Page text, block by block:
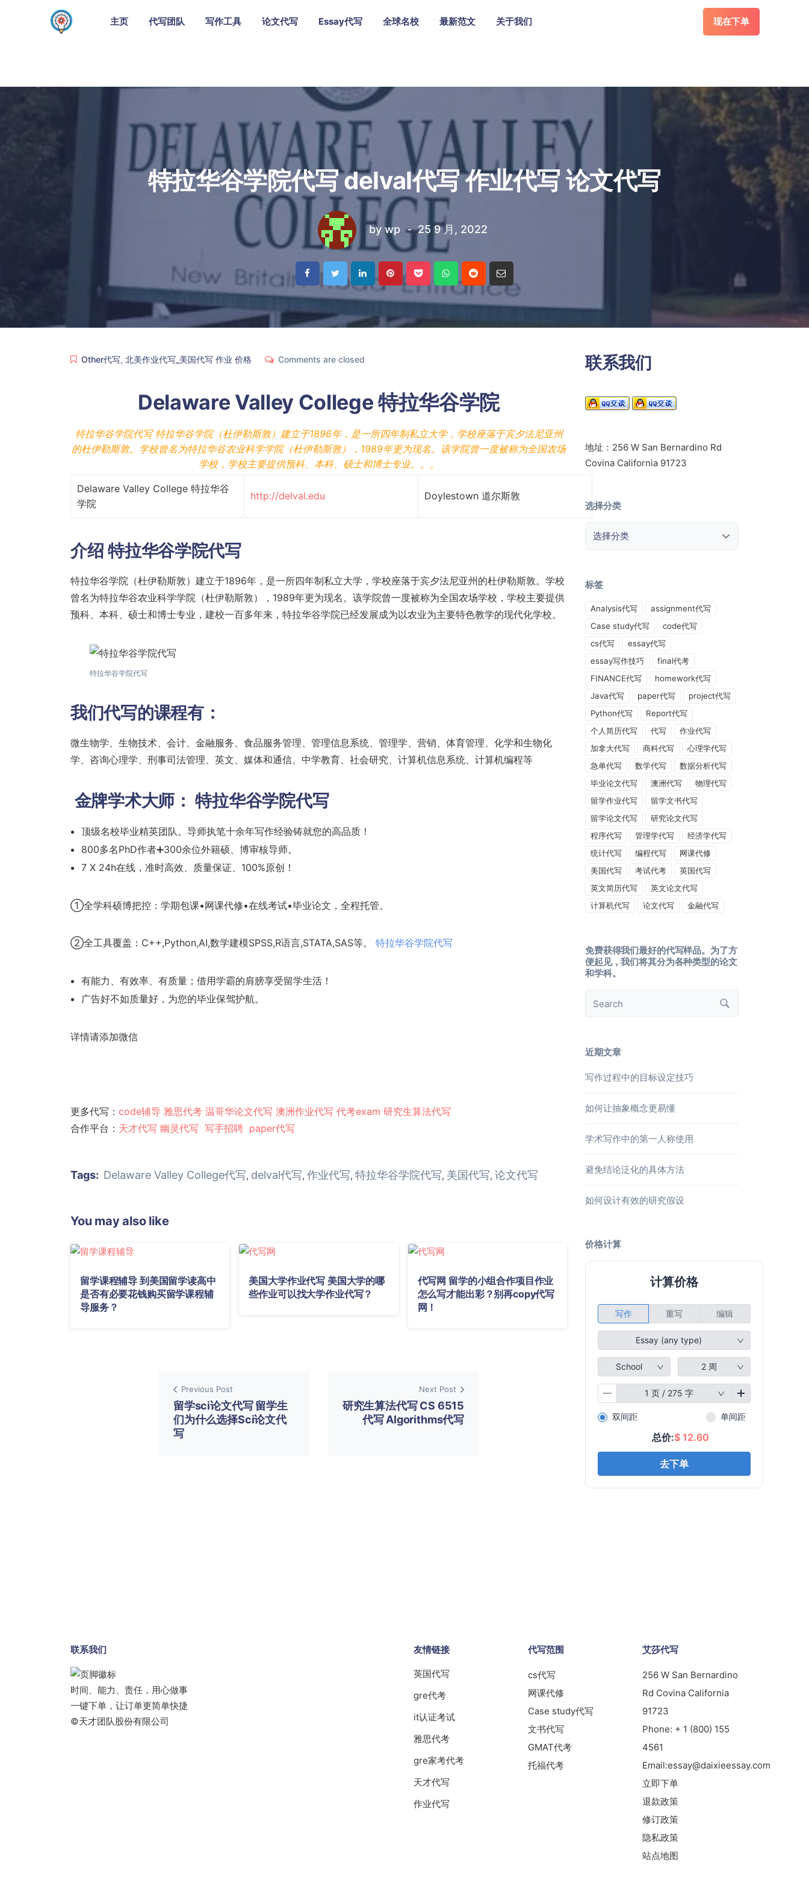
主页 代写团队 写作工具 论文代写 Essay代写 全球名校 最新范文 关于我们 现在下单
特拉华谷学院代写 delval代写 作业代写 论文代写
by wp 25 9 月, 2022
Other代写, 北美作业代写_美国代写 作业 价格 Comments are closed
Delaware Valley College 特拉华谷学院
特拉华谷学院代写 特拉华谷学院（杜伊勒斯敦）建立于1896年，是一所四年制私立大学，学校座落于宾夕法尼亚州
的杜伊勒斯敦。学校曾名为特拉华谷农业科学学院（杜伊勒斯敦），1989年更为现名。该学院曾一度被称为全国农场
学校，学校主要提供预科、本科、硕士和博士专业。。。
Delaware Valley College 特拉华谷
学院
http://delval.edu Doylestown 道尔斯敦
介绍特拉华谷学院代写
特拉华谷学院（杜伊勒斯敦）建立于1896年，是一所四年制私立大学，学校座落于宾夕法尼亚州的杜伊勒斯敦。学校
曾名为特拉华谷农业科学学院（杜伊勒斯敦），1989年更为现名。该学院曾一度被称为全国农场学校，学校主要提供
预科、本科、硕士和博士专业，建校一百多年来，特拉华谷学院已经发展成为以农业为主要特色教学的现代化学校。
特拉华谷学院代写
我们代写的课程有：
微生物学、生物技术、会计、金融服务、食品服务管理、管理信息系统、管理学、营销、体育管理、化学和生物化
学、咨询心理学、刑事司法管理、英文、媒体和通信、中学教育、社会研究、计算机信息系统、计算机编程等
金牌学术大师：特拉华谷学院代写
顶级名校毕业精英团队。导师执笔十余年写作经验铸就您的高品质！
800多名PhD作者➕300余位外籍硕、博审核导师。
7 X 24h在线，准时高效、质量保证、100%原创！
①全学科硕博把控：学期包课•网课代修•在线考试•毕业论文，全程托管。
②全工具覆盖：C++,Python,AI,数学建模SPSS,R语言,STATA,SAS等。 特拉华谷学院代写
有能力、有效率、有质量；借用学霸的肩膀享受留学生活！
广告好不如质量好，为您的毕业保驾护航。
详情请添加微信
更多代写： code辅导 雅思代考 温哥华论文代写 澳洲作业代写 代考exam 研究生算法代写
合作平台： 天才代写 幽灵代写 写手招聘 paper代写
Tags: Delaware Valley College代写, delval代写, 作业代写, 特拉华谷学院代写, 美国代写, 论文代写
You may also like
留学课程辅导 到美国留学读高中
是否有必要花钱购买留学课程辅
导服务？
美国大学作业代写 美国大学的哪
些作业可以找大学作业代写？
代写网 留学的小组合作项目作业
怎么写才能出彩？别再copy代写
网！
Previous Post
留学sci论文代写 留学生
们为什么选择Sci论文代
写
Next Post
研究生算法代写 CS 6515
代写 Algorithms代写
联系我们
地址：256 W San Bernardino Rd
Covina California 91723
选择分类
标签
Analysis代写
assignment代写
Case study代写
code代写
cs代写
essay代写
essay写作技巧
final代考
FINANCE代写
homework代写
Java代写
paper代写
project代写
Python代写
Report代写
个人简历代写
代写
作业代写
加拿大代写
商科代写
心理学代写
急单代写
数学代写
数据分析代写
毕业论文代写
澳洲代写
物理代写
留学作业代写
留学文书代写
留学论文代写
研究论文代写
程序代写
管理学代写
经济学代写
统计代写
编程代写
网课代修
美国代写
考试代考
英国代写
英文简历代写
英文论文代写
计算机代写
论文代写 金融代写
免费获得我们最好的代写样品。为了方
便起见，我们将其分为各种类型的论文
和学科。
近期文章
写作过程中的目标设定技巧
如何让抽象概念更易懂
学术写作中的第一人称使用
避免结论泛化的具体方法
如何设计有效的研究假设
价格计算
联系我们
时间、能力、责任，用心做事
一键下单，让订单更简单快捷
©天才团队股份有限公司
友情链接
英国代写
gre代考
it认证考试
雅思代考
gre家考代考
天才代写
作业代写
代写范围
cs代写
网课代修
Case study代写
文书代写
GMAT代考
托福代考
艾莎代写
256 W San Bernardino
Rd Covina California
91723
Phone: + 1 (800) 155
4561
Email:essay@daixieessay.com
立即下单
退款政策
修订政策
隐私政策
站点地图